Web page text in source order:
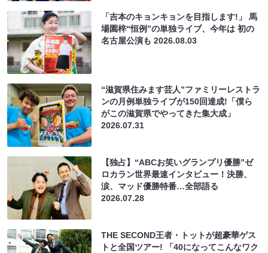
「吉本のキョンキョンを目指します!」 馬
場園梓“恒例”の単独ライブ、今年は 初の
名古屋公演も2026.08.03
“滋賀県住みます芸人”ファミリーレストラ
ンの月例単独ライブが150回達成!「僕ら
がこの滋賀県でやってきた集大成」
2026.07.31
【独占】“ABCお笑いグランプリ優勝”ゼ
ロカラン世界最速インタビュー！決勝、
涙、マッド優勝特番…全部語る
2026.07.28
THE SECOND王者・トットが超豪華ゲス
トと全国ツアー! 「40になってこんなワク